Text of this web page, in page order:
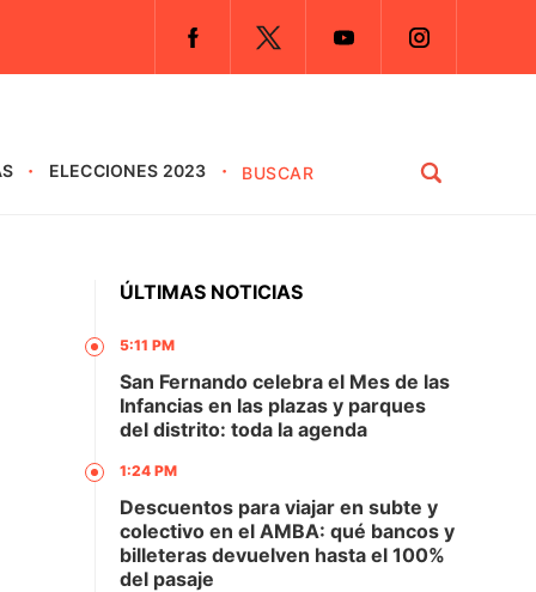
ELECCIONES 2023
ÚLTIMAS NOTICIAS
5:11 PM
San Fernando celebra el Mes de las
Infancias en las plazas y parques
del distrito: toda la agenda
1:24 PM
Descuentos para viajar en subte y
colectivo en el AMBA: qué bancos y
billeteras devuelven hasta el 100%
del pasaje